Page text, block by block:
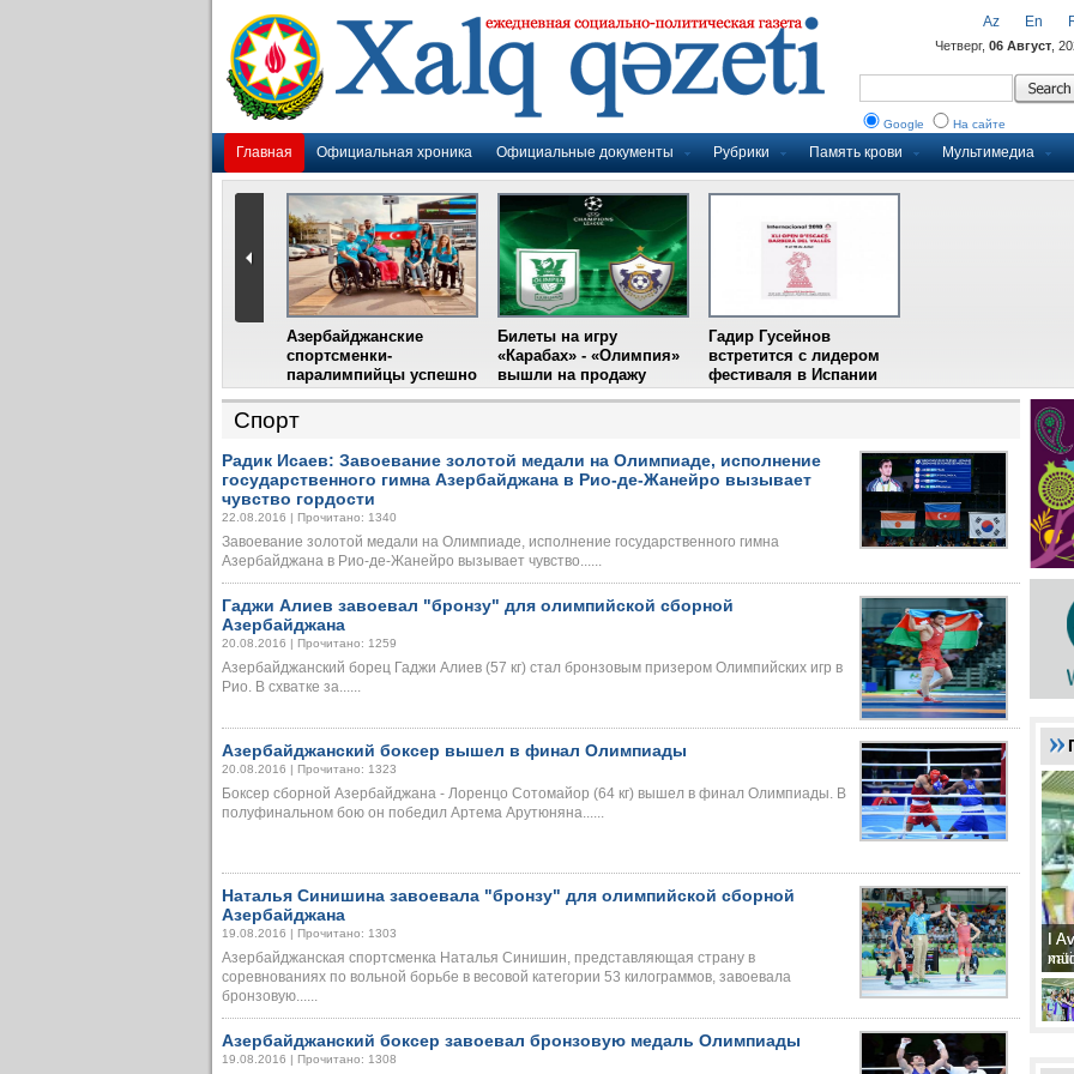
Главная Официальная хроника Официальные документы Рубрики Память крови Мультимедиа
Az En
Четверг, 06 Август ,
Google На сайте
Азербайджанские
спортсменки-
паралимпийцы успешно
выступили на III
Международном
фестивале парашютного
спорта
Билеты на игру
«Карабах» - «Олимпия»
вышли на продажу
Гадир Гусейнов
встретится с лидером
фестиваля в Испании
Спорт
Радик Исаев: Завоевание золотой медали на Олимпиаде, исполнение
государственного гимна Азербайджана в Рио-де-Жанейро вызывает
чувство гордости
22.08.2016 | Прочитано: 1340
Завоевание золотой медали на Олимпиаде, исполнение государственного гимна
Азербайджана в Рио-де-Жанейро вызывает чувство......
Гаджи Алиев завоевал "бронзу" для олимпийской сборной
Азербайджана
20.08.2016 | Прочитано: 1259
Азербайджанский борец Гаджи Алиев (57 кг) стал бронзовым призером Олимпийских игр в
Рио. В схватке за......
Азербайджанский боксер вышел в финал Олимпиады
20.08.2016 | Прочитано: 1323
Боксер сборной Азербайджана - Лоренцо Сотомайор (64 кг) вышел в финал Олимпиады. В
полуфинальном бою он победил Артема Арутюняна......
Наталья Синишина завоевала "бронзу" для олимпийской сборной
Азербайджана
19.08.2016 | Прочитано: 1303
Азербайджанская спортсменка Наталья Синишин, представляющая страну в
соревнованиях по вольной борьбе в весовой категории 53 килограммов, завоевала
бронзовую......
Азербайджанский боксер завоевал бронзовую медаль Олимпиады
19.08.2016 | Прочитано: 1308
II